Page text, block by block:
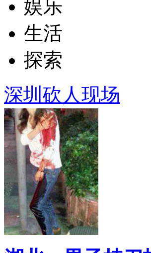
娱乐
生活
探索
深圳砍人现场